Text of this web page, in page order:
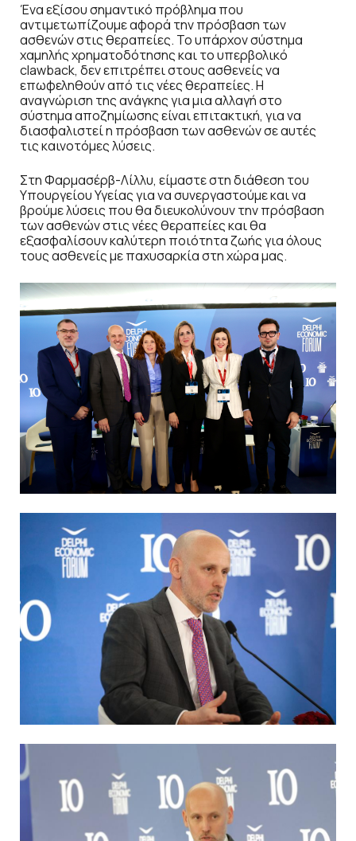
Ένα εξίσου σημαντικό πρόβλημα που
αντιμετωπίζουμε αφορά την πρόσβαση των
ασθενών στις θεραπείες. Το υπάρχον σύστημα
χαμηλής χρηματοδότησης και το υπερβολικό
clawback, δεν επιτρέπει στους ασθενείς να
επωφεληθούν από τις νέες θεραπείες. Η
αναγνώριση της ανάγκης για μια αλλαγή στο
σύστημα αποζημίωσης είναι επιτακτική, για να
διασφαλιστεί η πρόσβαση των ασθενών σε αυτές
τις καινοτόμες λύσεις.
Στη Φαρμασέρβ-Λίλλυ, είμαστε στη διάθεση του
Υπουργείου Υγείας για να συνεργαστούμε και να
βρούμε λύσεις που θα διευκολύνουν την πρόσβαση
των ασθενών στις νέες θεραπείες και θα
εξασφαλίσουν καλύτερη ποιότητα ζωής για όλους
τους ασθενείς με παχυσαρκία στη χώρα μας.